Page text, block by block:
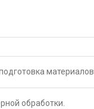
материалов.
обработки.